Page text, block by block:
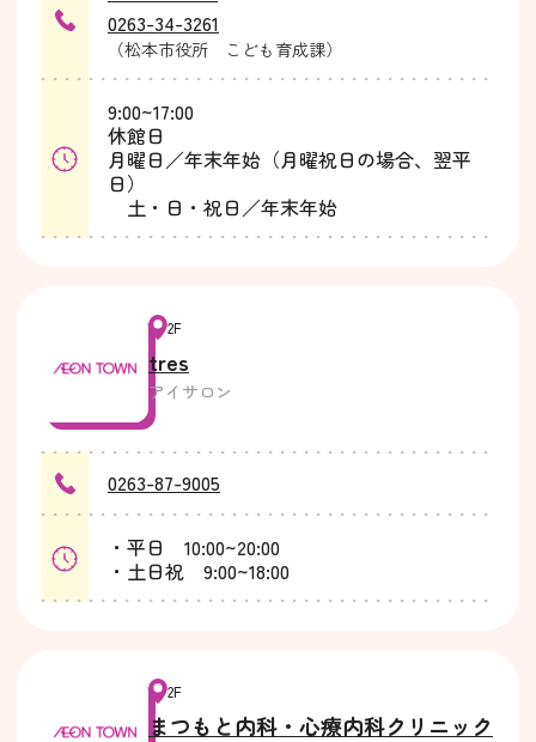
0263-34-3261
（松本市役所 こども育成課）
9:00~17:00
休館日
月曜日／年末年始（月曜祝日の場合、翌平
日）
土・日・祝日／年末年始
2F
tres
アイサロン
0263-87-9005
・平日 10:00~20:00
・土日祝 9:00~18:00
2F
まつもと内科・心療内科クリニック